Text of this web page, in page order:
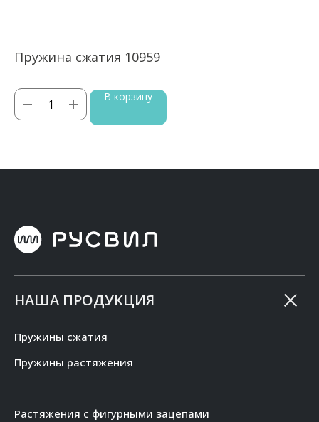
Пружина сжатия 10959
В корзину
НАША ПРОДУКЦИЯ
Пружины сжатия
Пружины растяжения
Растяжения с фигурными зацепами